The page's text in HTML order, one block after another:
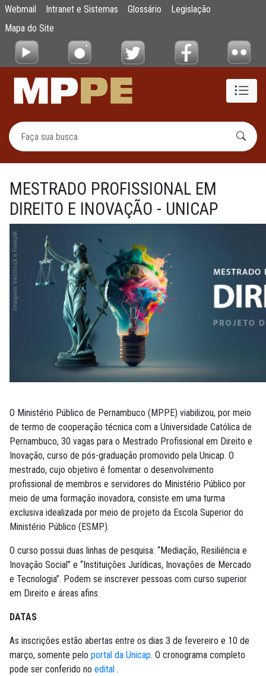
Pular para o Conteúdo principal
MESTRADO PROFISSIONAL EM DIREITO E
Webmail Intranet e Sistemas Glossário
Legislação
Mapa do Site
MESTRADO PROFISSIONAL EM
DIREITO E INOVAÇÃO - UNICAP
O Ministério Público de Pernambuco (MPPE) viabilizou, por meio
de termo de cooperação técnica com a Universidade Católica de
Pernambuco, 30 vagas para o Mestrado Profissional em Direito e
Inovação, curso de pós-graduação promovido pela Unicap. O
mestrado, cujo objetivo é fomentar o desenvolvimento
profissional de membros e servidores do Ministério Público por
meio de uma formação inovadora, consiste em uma turma
exclusiva idealizada por meio de projeto da Escola Superior do
Ministério Público (ESMP).
O curso possui duas linhas de pesquisa: “Mediação, Resiliência e
Inovação Social” e “Instituições Jurídicas, Inovações de Mercado
e Tecnologia”. Podem se inscrever pessoas com curso superior
em Direito e áreas afins.
DATAS
As inscrições estão abertas entre os dias 3 de fevereiro e 10 de
março, somente pelo portal da Unicap. O cronograma completo
pode ser conferido no edital .